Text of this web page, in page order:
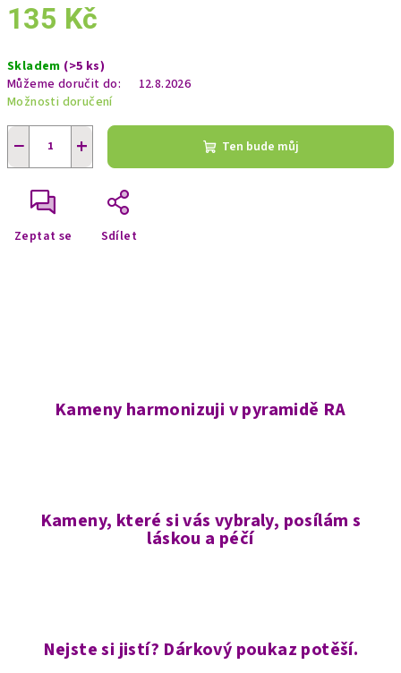
135 Kč
cena:
Skladem (>5 ks)
Můžeme doručit do:
12.8.2026
Možnosti doručení
+
− Ten bude můj
Zeptat se Sdílet
Kameny harmonizuji v pyramidě RA
Kameny, které si vás vybraly, posílám s
láskou a péčí
Nejste si jistí? Dárkový poukaz potěší.